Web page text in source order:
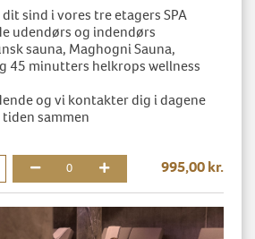
sind i vores tre etagers SPA
udendørs og indendørs
sauna, Maghogni Sauna,
45 minutters helkrops wellness
og vi kontakter dig i dagene
sammen
0 995,00 kr.